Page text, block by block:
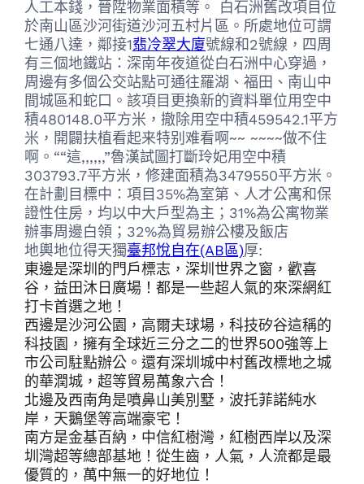
人工本錢，晉陞物業面積等。 白石洲舊改項目位
於南山區沙河街道沙河五村片區。所處地位可謂
七通八達，鄰接1翡冷翠大廈號線和2號線，四周
有三個地鐵站：深南年夜道從白石洲中心穿過，
周邊有多個公交站點可通往羅湖、福田、南山中
間城區和蛇口。該項目更換新的資料單位用空中
積480148.0平方米，撤除用空中積459542.1平方
米，開闢扶植看起来特别难看啊~~ ~~~~做不住
啊。““這,,,,,,”魯漢試圖打斷玲妃用空中積
303793.7平方米，修建面積為3479550平方米。
在計劃目標中：項目35%為室第、人才公寓和保
證性住房，均以中大戶型為主；31%為公寓物業
辦事周邊白領；32%為貿易辦公樓及飯店
地輿地位得天獨臺邦悅自在(AB區)厚:
東邊是深圳的門戶標志，深圳世界之窗，歡喜
谷，益田沐日廣場！都是一些超人氣的來深網紅
打卡首選之地！
西邊是沙河公園，高爾夫球場，科技矽谷這稱的
科技園，擁有全球近三分之二的世界500強等上
市公司駐點辦公。還有深圳城中村舊改標地之城
的華潤城，超等貿易萬象六合！
北邊及西南角是噴鼻山美別墅，波托菲諾純水
岸，天鵝堡等高端豪宅！
南方是金基百納，中信紅樹灣，紅樹西岸以及深
圳灣超等總部基地！從生齒，人氣，人流都是最
優質的，萬中無一的好地位！